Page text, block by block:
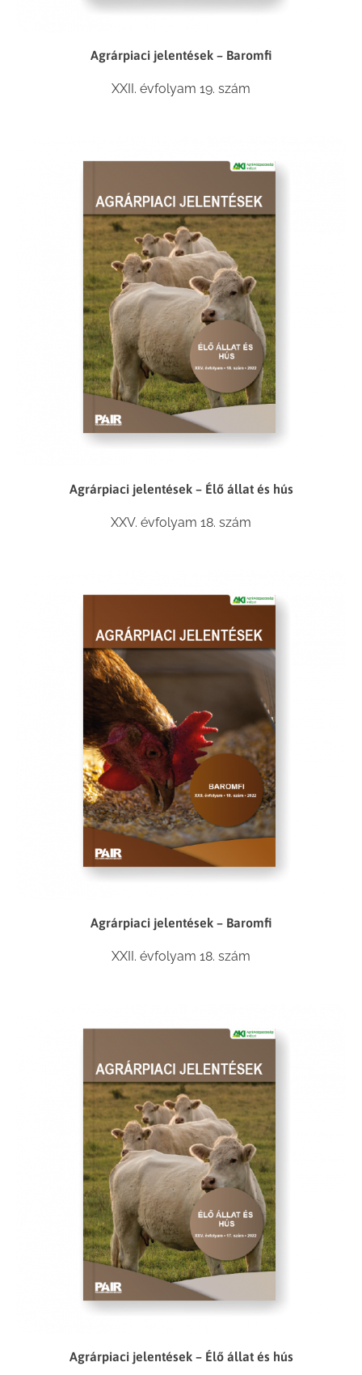
Agrárpiaci jelentések – Baromfi
XXII. évfolyam 19. szám
Agrárpiaci jelentések – Élő állat és hús
XXV. évfolyam 18. szám
Agrárpiaci jelentések – Baromfi
XXII. évfolyam 18. szám
Agrárpiaci jelentések – Élő állat és hús